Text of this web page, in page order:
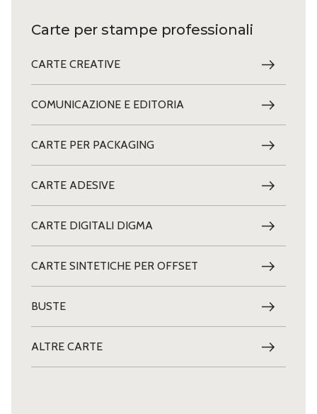
Carte per stampe professionali
CARTE CREATIVE
COMUNICAZIONE E EDITORIA
CARTE PER PACKAGING
CARTE ADESIVE
CARTE DIGITALI DIGMA
CARTE SINTETICHE PER OFFSET
BUSTE
ALTRE CARTE